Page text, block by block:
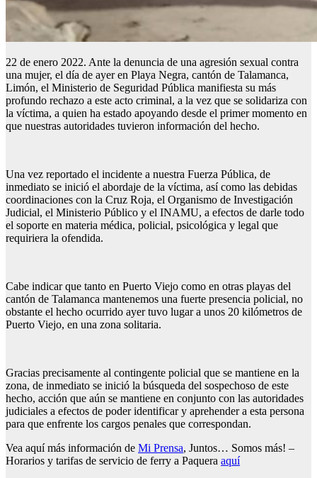
22 de enero 2022. Ante la denuncia de una agresión sexual contra
una mujer, el día de ayer en Playa Negra, cantón de Talamanca,
Limón, el Ministerio de Seguridad Pública manifiesta su más
profundo rechazo a este acto criminal, a la vez que se solidariza con
la víctima, a quien ha estado apoyando desde el primer momento en
que nuestras autoridades tuvieron información del hecho.
Una vez reportado el incidente a nuestra Fuerza Pública, de
inmediato se inició el abordaje de la víctima, así como las debidas
coordinaciones con la Cruz Roja, el Organismo de Investigación
Judicial, el Ministerio Público y el INAMU, a efectos de darle todo
el soporte en materia médica, policial, psicológica y legal que
requiriera la ofendida.
Cabe indicar que tanto en Puerto Viejo como en otras playas del
cantón de Talamanca mantenemos una fuerte presencia policial, no
obstante el hecho ocurrido ayer tuvo lugar a unos 20 kilómetros de
Puerto Viejo, en una zona solitaria.
Gracias precisamente al contingente policial que se mantiene en la
zona, de inmediato se inició la búsqueda del sospechoso de este
hecho, acción que aún se mantiene en conjunto con las autoridades
judiciales a efectos de poder identificar y aprehender a esta persona
para que enfrente los cargos penales que correspondan.
Vea aquí más información de Mi Prensa, Juntos… Somos más! –
Horarios y tarifas de servicio de ferry a Paquera aquí